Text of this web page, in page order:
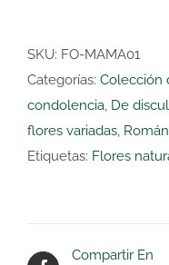
'PASTEL'
cantidad
SKU: FO-MAMA01
Categorías: Colección
condolencia De
flores variadas
Etiquetas: Flores
Compartir En